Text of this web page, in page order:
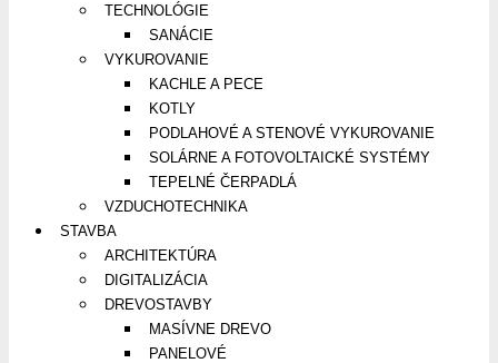
TECHNOLÓGIE
SANÁCIE
VYKUROVANIE
KACHLE A PECE
KOTLY
PODLAHOVÉ A STENOVÉ VYKUROVANIE
SOLÁRNE A FOTOVOLTAICKÉ SYSTÉMY
TEPELNÉ ČERPADLÁ
VZDUCHOTECHNIKA
STAVBA
ARCHITEKTÚRA
DIGITALIZÁCIA
DREVOSTAVBY
MASÍVNE DREVO
PANELOVÉ